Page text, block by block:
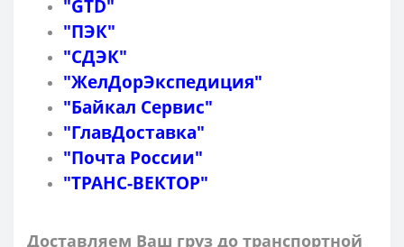
"GTD"
"ПЭК"
"СДЭК"
"ЖелДорЭкспедиция"
"Байкал Сервис"
"ГлавДоставка"
"Почта России"
"ТРАНС-ВЕКТОР"
Доставляем Ваш груз до транспортной